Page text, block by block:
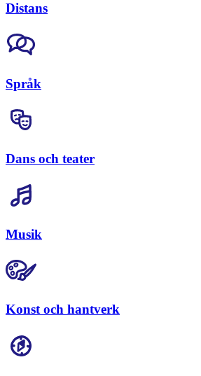
Distans
Språk
Dans och teater
Musik
Konst och hantverk